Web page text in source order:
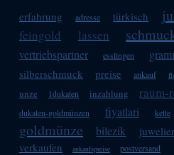
erfahrung adresse türkisch
feingold lassen
vertriebspartner esslingen
silberschmuck
preise ankauf
unze 1dukaten inzahlung raum-
dukaten-goldmünzen fiyatlari kette
goldmünze bilezik
verkaufen
ankaufspreise postversand